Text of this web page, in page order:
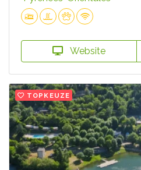
Website
TOPKEUZE